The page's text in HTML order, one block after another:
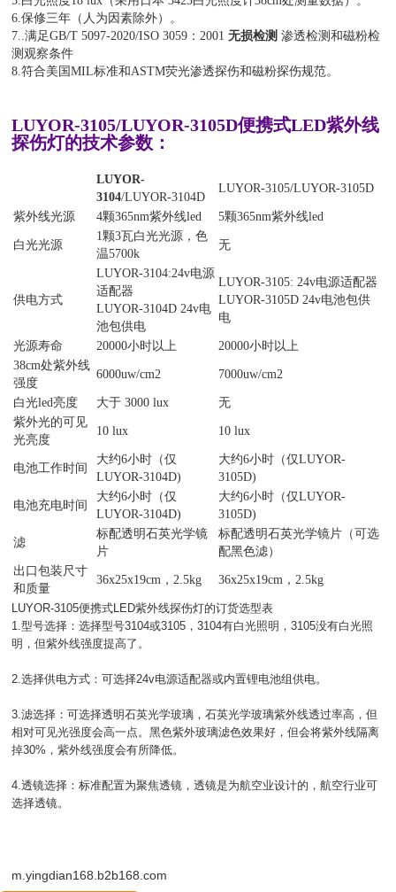
6.保修三年（人为因素除外）。
7..满足GB/T 5097-2020/ISO 3059：2001无损检测 渗透检测和磁粉检
测观察条件
8.符合美国MIL标准和ASTM荧光渗透探伤和磁粉探伤规范。
LUYOR-3105/LUYOR-3105D便携式LED紫外线
探伤灯的技术参数：
LUYOR-
3104/LUYOR-3104D
LUYOR-3105/LUYOR-3105D
紫外线光源 4颗365nm紫外线led 5颗365nm紫外线led
白光光源
1颗3瓦白光光源，色
温5700k
无
供电方式
LUYOR-3104:24v电源
适配器
LUYOR-3104D 24v电
池包供电
LUYOR-3105: 24v电源适配器
LUYOR-3105D 24v电池包供
电
光源寿命 20000小时以上
20000小时以上
38cm处紫外线
强度
6000uw/cm2 7000uw/cm2
白光led亮度 大于 3000 lux
无
紫外光的可见
光亮度
10 lux 10 lux
电池工作时间
大约6小时（仅
LUYOR-3104D)
大约6小时（仅LUYOR-
3105D)
电池充电时间
大约6小时（仅
LUYOR-3104D)
大约6小时（仅LUYOR-
3105D)
滤
标配透明石英光学镜
片
标配透明石英光学镜片（可选
配黑色滤）
出口包装尺寸
和质量
36x25x19cm，2.5kg 36x25x19cm，2.5kg
LUYOR-3105便携式LED紫外线探伤灯的订货选型表
1.型号选择：选择型号3104或3105，3104有白光照明，3105没有白光照
明，但紫外线强度提高了。
2.选择供电方式：可选择24v电源适配器或内置锂电池组供电。
3.滤选择：可选择透明石英光学玻璃，石英光学玻璃紫外线透过率高，但
相对可见光强度会高一点。黑色紫外玻璃滤色效果好，但会将紫外线隔离
掉30%，紫外线强度会有所降低。
4.透镜选择：标准配置为聚焦透镜，透镜是为航空业设计的，航空行业可
选择透镜。
m.yingdian168.b2b168.com